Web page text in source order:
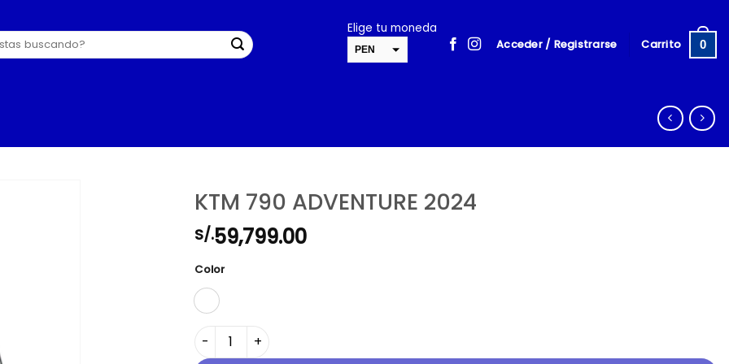
Elige tu moneda
PEN Acceder / Registrarse Carrito 0
KTM 790 ADVENTURE 2024
S/.59,799.00
Color
KTM 790 ADVENTURE 2024 cantidad